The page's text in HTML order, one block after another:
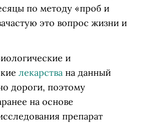
по методу «проб и
это вопрос жизни и
и
лекарства на данный
дороги, поэтому
на основе
препарат